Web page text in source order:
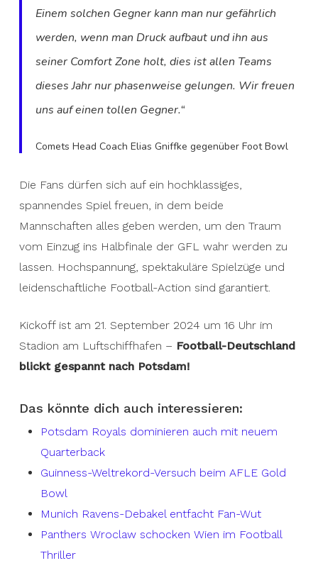
Einem solchen Gegner kann man nur gefährlich
werden, wenn man Druck aufbaut und ihn aus
seiner Comfort Zone holt, dies ist allen Teams
dieses Jahr nur phasenweise gelungen. Wir freuen
uns auf einen tollen Gegner.“
Comets Head Coach Elias Gniffke gegenüber Foot Bowl
Die Fans dürfen sich auf ein hochklassiges,
spannendes Spiel freuen, in dem beide
Mannschaften alles geben werden, um den Traum
vom Einzug ins Halbfinale der GFL wahr werden zu
lassen. Hochspannung, spektakuläre Spielzüge und
leidenschaftliche Football-Action sind garantiert.
Kickoff ist am 21. September 2024 um 16 Uhr im
Stadion am Luftschiffhafen – Football-Deutschland
blickt gespannt nach Potsdam!
Das könnte dich auch interessieren:
Potsdam Royals dominieren auch mit neuem
Quarterback
Guinness-Weltrekord-Versuch beim AFLE Gold
Bowl
Munich Ravens-Debakel entfacht Fan-Wut
Panthers Wroclaw schocken Wien im Football
Thriller